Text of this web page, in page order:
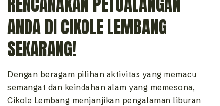
ANDA DI CIKOLE LEMBANG
SEKARANG!
Dengan beragam pilihan aktivitas yang memacu
semangat dan keindahan alam yang memesona,
Cikole Lembang menjanjikan pengalaman liburan